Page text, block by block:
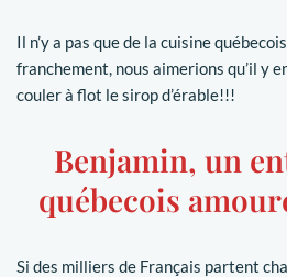
Il n’y a pas que de la cuisine
franchement, nous aimerions qu’il y
couler à flot le sirop d’érable!!!
Benjamin, un
québecois
Si des milliers de Français partent